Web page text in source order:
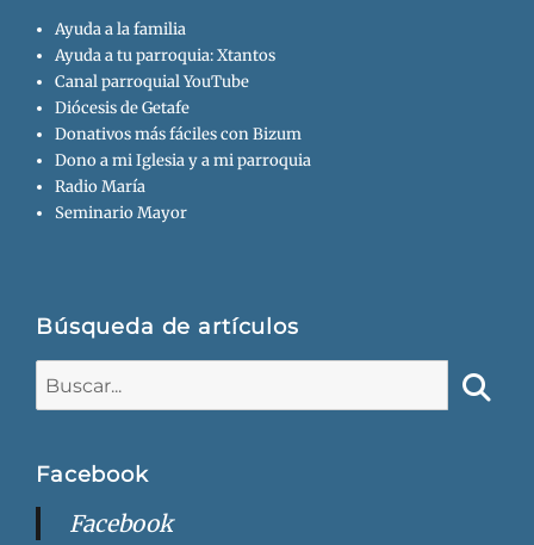
Ayuda a la familia
Ayuda a tu parroquia: Xtantos
Canal parroquial YouTube
Diócesis de Getafe
Donativos más fáciles con Bizum
Dono a mi Iglesia y a mi parroquia
Radio María
Seminario Mayor
Búsqueda de artículos
Facebook
Facebook